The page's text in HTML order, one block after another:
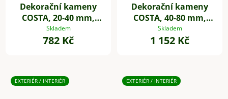
Dekorační kameny
COSTA, 20-40 mm,
plast, bílá
Skladem
782 Kč
Dekorační kameny
COSTA, 40-80 mm,
plast, bílá
Skladem
1 152 Kč
EXTERIÉR / INTERIÉR EXTERIÉR / INTERIÉR